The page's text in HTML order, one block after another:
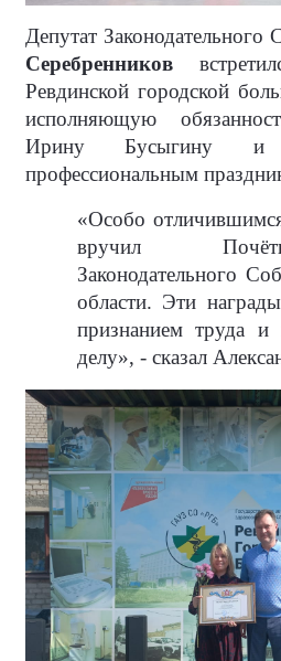
Депутат Законодательного
Серебренников
Ревдинской городской
исполняющую
Ирину Бусыгину
профессиональным
«Особо
вручил
Законодательного
области. Эти
признанием труда и
делу», - сказал